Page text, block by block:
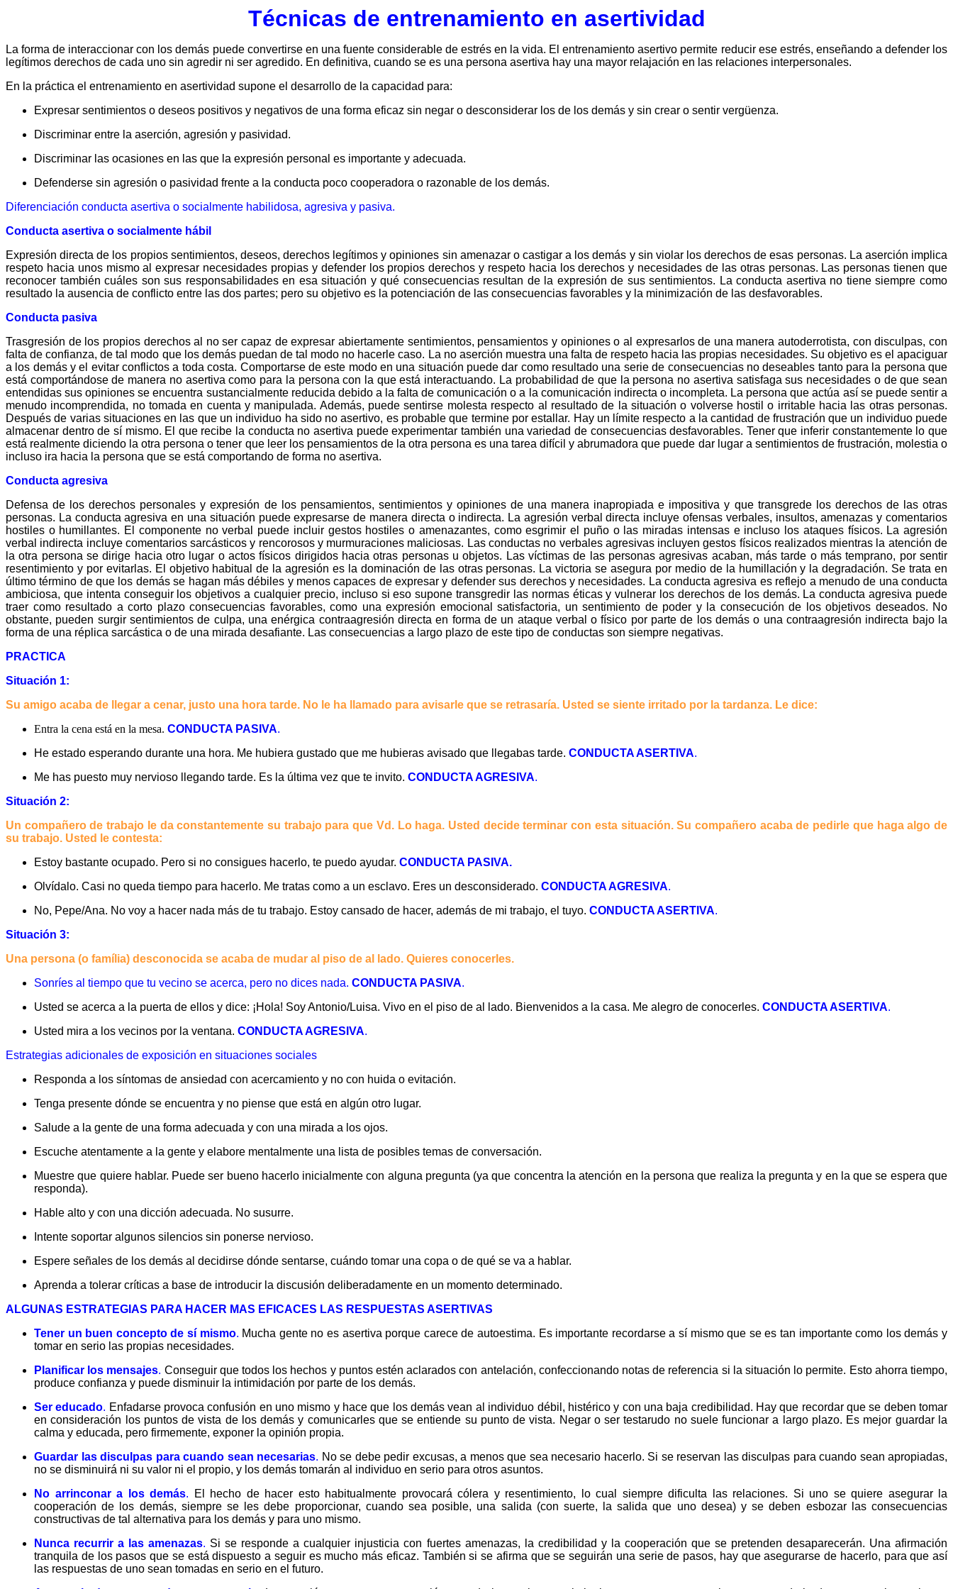
Técnicas de entrenamiento en asertividad
La forma de interaccionar con los demás puede convertirse en una fuente considerable de estrés en la vida. El entrenamiento asertivo permite reducir ese estrés, enseñando a defender los
legítimos derechos de cada uno sin agredir ni ser agredido. En definitiva, cuando se es una persona asertiva hay una mayor relajación en las relaciones interpersonales.
En la práctica el entrenamiento en asertividad supone el desarrollo de la capacidad para:
Expresar sentimientos o deseos positivos y negativos de una forma eficaz sin negar o desconsiderar los de los demás y sin crear o sentir vergüenza.
Discriminar entre la aserción, agresión y pasividad.
Discriminar las ocasiones en las que la expresión personal es importante y adecuada.
Defenderse sin agresión o pasividad frente a la conducta poco cooperadora o razonable de los demás.
Diferenciación conducta asertiva o socialmente habilidosa, agresiva y pasiva.
Conducta asertiva o socialmente hábil
Expresión directa de los propios sentimientos, deseos, derechos legítimos y opiniones sin amenazar o castigar a los demás y sin violar los derechos de esas personas. La aserción implica
respeto hacia unos mismo al expresar necesidades propias y defender los propios derechos y respeto hacia los derechos y necesidades de las otras personas. Las personas tienen que
reconocer también cuáles son sus responsabilidades en esa situación y qué consecuencias resultan de la expresión de sus sentimientos. La conducta asertiva no tiene siempre como
resultado la ausencia de conflicto entre las dos partes; pero su objetivo es la potenciación de las consecuencias favorables y la minimización de las desfavorables.
Conducta pasiva
Trasgresión de los propios derechos al no ser capaz de expresar abiertamente sentimientos, pensamientos y opiniones o al expresarlos de una manera autoderrotista, con disculpas, con
falta de confianza, de tal modo que los demás puedan de tal modo no hacerle caso. La no aserción muestra una falta de respeto hacia las propias necesidades. Su objetivo es el apaciguar
a los demás y el evitar conflictos a toda costa. Comportarse de este modo en una situación puede dar como resultado una serie de consecuencias no deseables tanto para la persona que
está comportándose de manera no asertiva como para la persona con la que está interactuando. La probabilidad de que la persona no asertiva satisfaga sus necesidades o de que sean
entendidas sus opiniones se encuentra sustancialmente reducida debido a la falta de comunicación o a la comunicación indirecta o incompleta. La persona que actúa así se puede sentir a
menudo incomprendida, no tomada en cuenta y manipulada. Además, puede sentirse molesta respecto al resultado de la situación o volverse hostil o irritable hacia las otras personas.
Después de varias situaciones en las que un individuo ha sido no asertivo, es probable que termine por estallar. Hay un límite respecto a la cantidad de frustración que un individuo puede
almacenar dentro de sí mismo. El que recibe la conducta no asertiva puede experimentar también una variedad de consecuencias desfavorables. Tener que inferir constantemente lo que
está realmente diciendo la otra persona o tener que leer los pensamientos de la otra persona es una tarea difícil y abrumadora que puede dar lugar a sentimientos de frustración, molestia o
incluso ira hacia la persona que se está comportando de forma no asertiva.
Conducta agresiva
Defensa de los derechos personales y expresión de los pensamientos, sentimientos y opiniones de una manera inapropiada e impositiva y que transgrede los derechos de las otras
personas. La conducta agresiva en una situación puede expresarse de manera directa o indirecta. La agresión verbal directa incluye ofensas verbales, insultos, amenazas y comentarios
hostiles o humillantes. El componente no verbal puede incluir gestos hostiles o amenazantes, como esgrimir el puño o las miradas intensas e incluso los ataques físicos. La agresión
verbal indirecta incluye comentarios sarcásticos y rencorosos y murmuraciones maliciosas. Las conductas no verbales agresivas incluyen gestos físicos realizados mientras la atención de
la otra persona se dirige hacia otro lugar o actos físicos dirigidos hacia otras personas u objetos. Las víctimas de las personas agresivas acaban, más tarde o más temprano, por sentir
resentimiento y por evitarlas. El objetivo habitual de la agresión es la dominación de las otras personas. La victoria se asegura por medio de la humillación y la degradación. Se trata en
último término de que los demás se hagan más débiles y menos capaces de expresar y defender sus derechos y necesidades. La conducta agresiva es reflejo a menudo de una conducta
ambiciosa, que intenta conseguir los objetivos a cualquier precio, incluso si eso supone transgredir las normas éticas y vulnerar los derechos de los demás. La conducta agresiva puede
traer como resultado a corto plazo consecuencias favorables, como una expresión emocional satisfactoria, un sentimiento de poder y la consecución de los objetivos deseados. No
obstante, pueden surgir sentimientos de culpa, una enérgica contraagresión directa en forma de un ataque verbal o físico por parte de los demás o una contraagresión indirecta bajo la
forma de una réplica sarcástica o de una mirada desafiante. Las consecuencias a largo plazo de este tipo de conductas son siempre negativas.
PRACTICA
Situación 1:
Su amigo acaba de llegar a cenar, justo una hora tarde. No le ha llamado para avisarle que se retrasaría. Usted se siente irritado por la tardanza. Le dice:
Entra la cena está en la mesa. CONDUCTA PASIVA.
He estado esperando durante una hora. Me hubiera gustado que me hubieras avisado que llegabas tarde. CONDUCTA ASERTIVA.
Me has puesto muy nervioso llegando tarde. Es la última vez que te invito. CONDUCTA AGRESIVA.
Situación 2:
Un compañero de trabajo le da constantemente su trabajo para que Vd. Lo haga. Usted decide terminar con esta situación. Su compañero acaba de pedirle que haga algo de
su trabajo. Usted le contesta:
Estoy bastante ocupado. Pero si no consigues hacerlo, te puedo ayudar. CONDUCTA PASIVA.
Olvídalo. Casi no queda tiempo para hacerlo. Me tratas como a un esclavo. Eres un desconsiderado. CONDUCTA AGRESIVA.
No, Pepe/Ana. No voy a hacer nada más de tu trabajo. Estoy cansado de hacer, además de mi trabajo, el tuyo. CONDUCTA ASERTIVA.
Situación 3:
Una persona (o família) desconocida se acaba de mudar al piso de al lado. Quieres conocerles.
Sonríes al tiempo que tu vecino se acerca, pero no dices nada. CONDUCTA PASIVA.
Usted se acerca a la puerta de ellos y dice: ¡Hola! Soy Antonio/Luisa. Vivo en el piso de al lado. Bienvenidos a la casa. Me alegro de conocerles. CONDUCTA ASERTIVA.
Usted mira a los vecinos por la ventana. CONDUCTA AGRESIVA.
Estrategias adicionales de exposición en situaciones sociales
Responda a los síntomas de ansiedad con acercamiento y no con huida o evitación.
Tenga presente dónde se encuentra y no piense que está en algún otro lugar.
Salude a la gente de una forma adecuada y con una mirada a los ojos.
Escuche atentamente a la gente y elabore mentalmente una lista de posibles temas de conversación.
Muestre que quiere hablar. Puede ser bueno hacerlo inicialmente con alguna pregunta (ya que concentra la atención en la persona que realiza la pregunta y en la que se espera que
responda).
Hable alto y con una dicción adecuada. No susurre.
Intente soportar algunos silencios sin ponerse nervioso.
Espere señales de los demás al decidirse dónde sentarse, cuándo tomar una copa o de qué se va a hablar.
Aprenda a tolerar críticas a base de introducir la discusión deliberadamente en un momento determinado.
ALGUNAS ESTRATEGIAS PARA HACER MAS EFICACES LAS RESPUESTAS ASERTIVAS
Tener un buen concepto de sí mismo. Mucha gente no es asertiva porque carece de autoestima. Es importante recordarse a sí mismo que se es tan importante como los demás y
tomar en serio las propias necesidades.
Planificar los mensajes. Conseguir que todos los hechos y puntos estén aclarados con antelación, confeccionando notas de referencia si la situación lo permite. Esto ahorra tiempo,
produce confianza y puede disminuir la intimidación por parte de los demás.
Ser educado. Enfadarse provoca confusión en uno mismo y hace que los demás vean al individuo débil, histérico y con una baja credibilidad. Hay que recordar que se deben tomar
en consideración los puntos de vista de los demás y comunicarles que se entiende su punto de vista. Negar o ser testarudo no suele funcionar a largo plazo. Es mejor guardar la
calma y educada, pero firmemente, exponer la opinión propia.
Guardar las disculpas para cuando sean necesarias. No se debe pedir excusas, a menos que sea necesario hacerlo. Si se reservan las disculpas para cuando sean apropiadas,
no se disminuirá ni su valor ni el propio, y los demás tomarán al individuo en serio para otros asuntos.
No arrinconar a los demás. El hecho de hacer esto habitualmente provocará cólera y resentimiento, lo cual siempre dificulta las relaciones. Si uno se quiere asegurar la
cooperación de los demás, siempre se les debe proporcionar, cuando sea posible, una salida (con suerte, la salida que uno desea) y se deben esbozar las consecuencias
constructivas de tal alternativa para los demás y para uno mismo.
Nunca recurrir a las amenazas. Si se responde a cualquier injusticia con fuertes amenazas, la credibilidad y la cooperación que se pretenden desaparecerán. Una afirmación
tranquila de los pasos que se está dispuesto a seguir es mucho más eficaz. También si se afirma que se seguirán una serie de pasos, hay que asegurarse de hacerlo, para que así
las respuestas de uno sean tomadas en serio en el futuro.